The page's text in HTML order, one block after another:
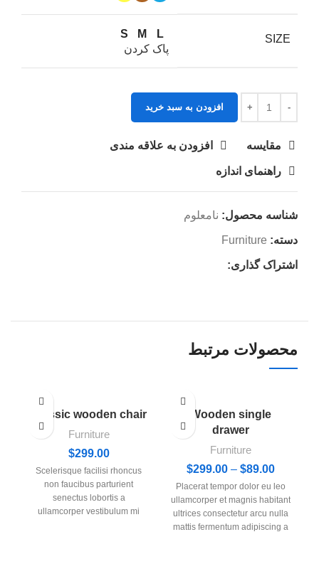
SIZE
L
M
S
پاک کردن
افزودن به سبد خرید
مقايسه افزودن به علاقه مندی
راهنمای اندازه
شناسه محصول: نامعلوم
دسته: Furniture
اشتراک گذاری:
محصولات مرتبط
Wooden single
drawer
Furniture
$89.00
–
$299.00
قیمت:
$89.00
$299.00
Placerat tempor dolor eu leo
ullamcorper et magnis habitant
ultrices consectetur arcu nulla
mattis fermentum adipiscing a
Classic wooden chair
Furniture
$299.00
Scelerisque facilisi rhoncus
non faucibus parturient
senectus lobortis a
ullamcorper vestibulum mi